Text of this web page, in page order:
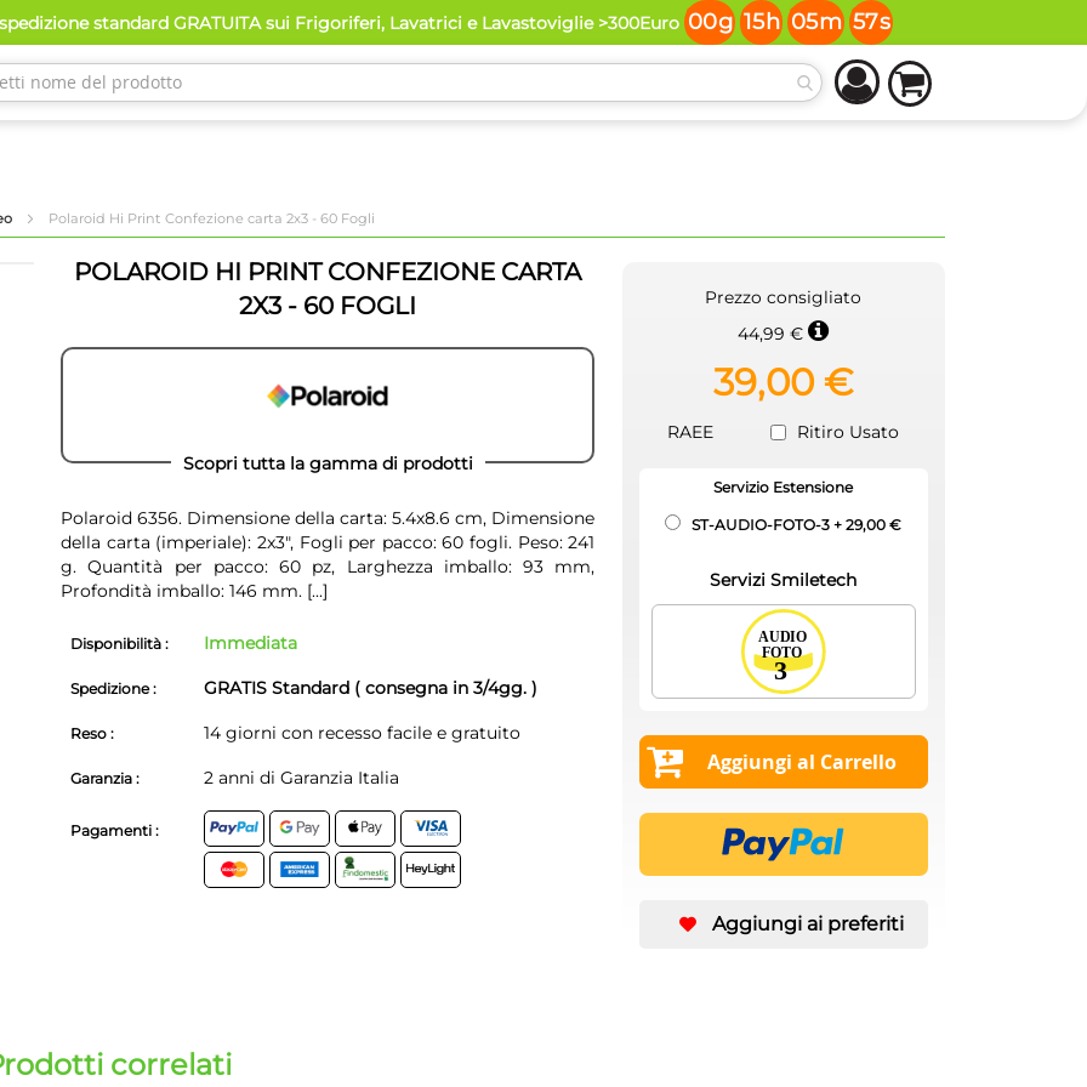
standard GRATUITA sui Frigoriferi, Lavatrici e Lavastoviglie >300Euro 00g 15h 05m 56s
Polaroid Hi Print Confezione carta 2x3 - 60 Fogli
POLAROID HI PRINT CONFEZIONE CARTA
2X3 - 60 FOGLI
Scopri tutta la gamma di prodotti
Polaroid 6356. Dimensione della carta: 5.4x8.6 cm, Dimensione
della carta (imperiale): 2x3", Fogli per pacco: 60 fogli. Peso: 241
g. Quantità per pacco: 60 pz, Larghezza imballo: 93 mm,
Profondità imballo: 146 mm. [...]
Disponibilità : Immediata
Spedizione : GRATIS Standard ( consegna in 3/4gg. )
Reso : 14 giorni con recesso facile e gratuito
Garanzia : 2 anni di Garanzia Italia
Pagamenti :
Prezzo consigliato
44,99 €
39,00 €
RAEE Ritiro Usato
Servizio Estensione
ST-AUDIO-FOTO-3+29,00 €
Servizi Smiletech
Aggiungi al Carrello
Aggiungi ai preferiti
correlati